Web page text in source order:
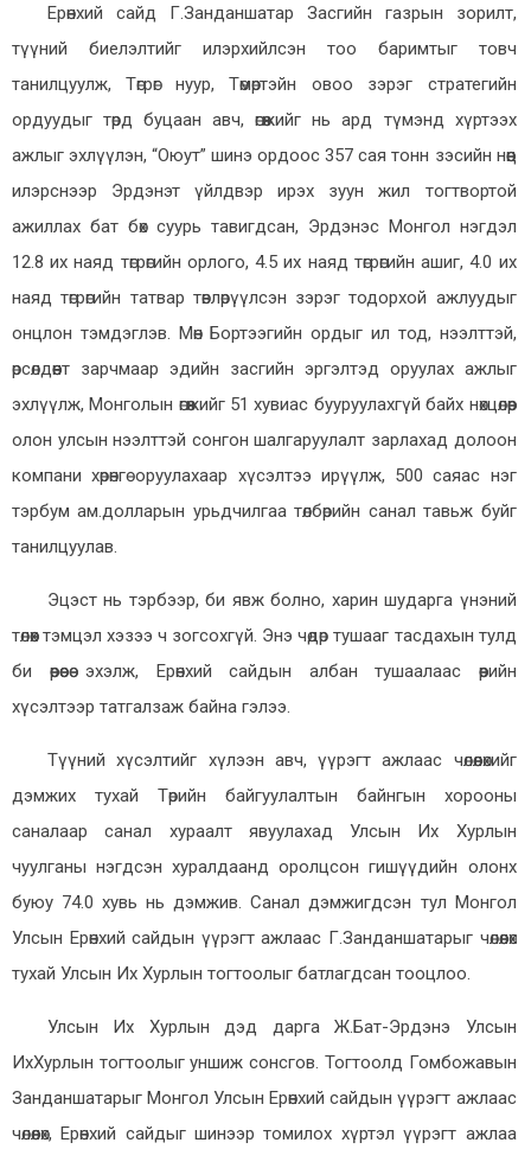
Ерөнхий сайд Г.Занданшатар Засгийн газрын зорилт,
түүний биелэлтийг илэрхийлсэн тоо баримтыг товч
танилцуулж, Төгрөг нуур, Төмөртэйн овоо зэрэг стратегийн
ордуудыг төрд буцаан авч, өгөөжийг нь ард түмэнд хүртээх
ажлыг эхлүүлэн, “Оюут” шинэ ордоос 357 сая тонн зэсийн нөөц
илэрснээр Эрдэнэт үйлдвэр ирэх зуун жил тогтвортой
ажиллах бат бөх суурь тавигдсан, Эрдэнэс Монгол нэгдэл
12.8 их наяд төгрөгийн орлого, 4.5 их наяд төгрөгийн ашиг, 4.0 их
наяд төгрөгийн татвар төвлөрүүлсэн зэрэг тодорхой ажлуудыг
онцлон тэмдэглэв. Мөн Бортээгийн ордыг ил тод, нээлттэй,
өрсөлдөөнт зарчмаар эдийн засгийн эргэлтэд оруулах ажлыг
эхлүүлж, Монголын өгөөжийг 51 хувиас бууруулахгүй байх нөхцөлөөр
олон улсын нээлттэй сонгон шалгаруулалт зарлахад долоон
компани хөрөнгө оруулахаар хүсэлтээ ирүүлж, 500 саяас нэг
тэрбум ам.долларын урьдчилгаа төлбөрийн санал тавьж буйг
танилцуулав.
Эцэст нь тэрбээр, би явж болно, харин шударга үнэний
төлөөх тэмцэл хэзээ ч зогсохгүй. Энэ чөдөр тушааг тасдахын тулд
би өөрөөсөө эхэлж, Ерөнхий сайдын албан тушаалаас өөрийн
хүсэлтээр татгалзаж байна гэлээ.
Түүний хүсэлтийг хүлээн авч, үүрэгт ажлаас чөлөөлөхийг
дэмжих тухай Төрийн байгуулалтын байнгын хорооны
саналаар санал хураалт явуулахад Улсын Их Хурлын
чуулганы нэгдсэн хуралдаанд оролцсон гишүүдийн олонх
буюу 74.0 хувь нь дэмжив. Санал дэмжигдсэн тул Монгол
Улсын Ерөнхий сайдын үүрэгт ажлаас Г.Занданшатарыг чөлөөлөх
тухай Улсын Их Хурлын тогтоолыг батлагдсан тооцлоо.
Улсын Их Хурлын дэд дарга Ж.Бат-Эрдэнэ Улсын
ИхХурлын тогтоолыг уншиж сонсгов. Тогтоолд Гомбожавын
Занданшатарыг Монгол Улсын Ерөнхий сайдын үүрэгт ажлаас
чөлөөлөх, Ерөнхий сайдыг шинээр томилох хүртэл үүрэгт ажлаа